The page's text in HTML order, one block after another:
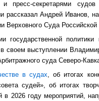
пресс-секретарями
Андрей Иванов,
Верховного Суда Российской
государственной политики
своем выступлении
суда Северо-
в судах , об итогах
судей», об итогах
2026 году мероприятий,